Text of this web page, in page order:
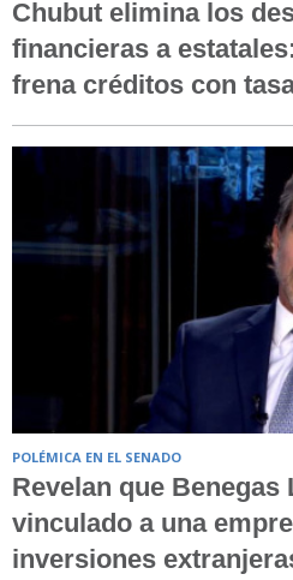
Chubut elimina los
financieras a
frena créditos con
POLÉMICA EN EL SENADO
Revelan que Benegas
vinculado a una
inversiones